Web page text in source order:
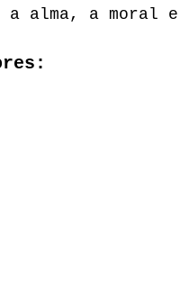
alma, a moral